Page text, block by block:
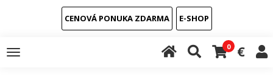
CENOVÁ PONUKA ZDARMA E-SHOP
Toggle
0 €